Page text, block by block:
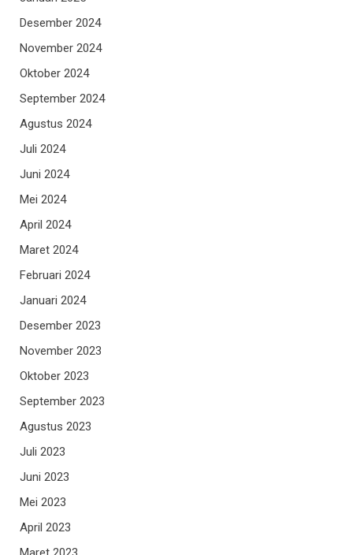
Desember 2024
November 2024
Oktober 2024
September 2024
Agustus 2024
Juli 2024
Juni 2024
Mei 2024
April 2024
Maret 2024
Februari 2024
Januari 2024
Desember 2023
November 2023
Oktober 2023
September 2023
Agustus 2023
Juli 2023
Juni 2023
Mei 2023
April 2023